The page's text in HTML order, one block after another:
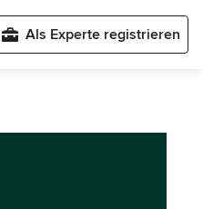
Als Experte registrieren